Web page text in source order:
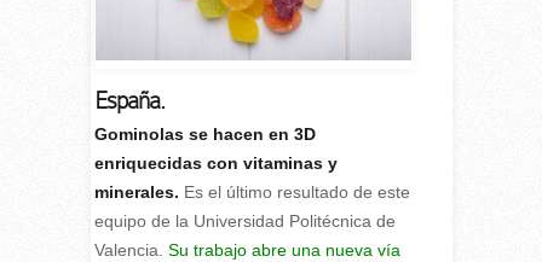
España.
Gominolas se hacen en 3D
enriquecidas con vitaminas y
minerales. Es el último resultado de este
equipo de la Universidad Politécnica de
Valencia. Su trabajo abre una nueva vía